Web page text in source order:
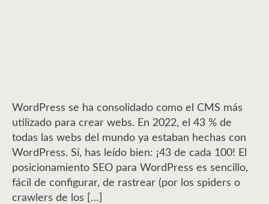
WordPress se ha consolidado como el CMS más
utilizado para crear webs. En 2022, el 43 % de
todas las webs del mundo ya estaban hechas con
WordPress. Sí, has leído bien: ¡43 de cada 100! El
posicionamiento SEO para WordPress es sencillo,
fácil de configurar, de rastrear (por los spiders o
crawlers de los […]